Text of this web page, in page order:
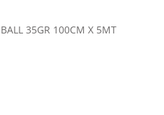
35GR 100CM X 5MT